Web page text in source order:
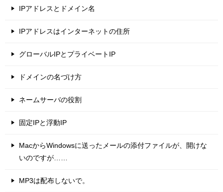
IPアドレスとドメイン名
IPアドレスはインターネットの住所
グローバルIPとプライベートIP
ドメインの名づけ方
ネームサーバの役割
固定IPと浮動IP
MacからWindowsに送ったメールの添付ファイルが、開けな
いのですが……
MP3は配布しないで。